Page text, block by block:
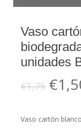
Vaso
unidades
€1,75 El
era:
€
Vaso cartón